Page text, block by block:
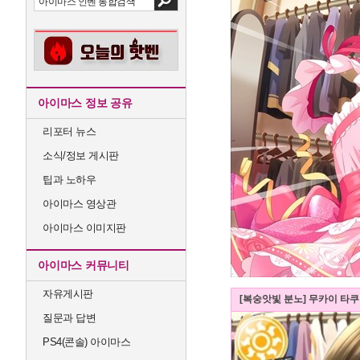
아이마스 정보 공유
리포터 뉴스
소식/정보 게시판
팁과 노하우
아이마스 영상관
아이마스 이미지판
아이마스 커뮤니티
자유게시판
질문과 답변
PS4(콘솔) 아이마스
[복숭앗빛 분노] 무카이 타